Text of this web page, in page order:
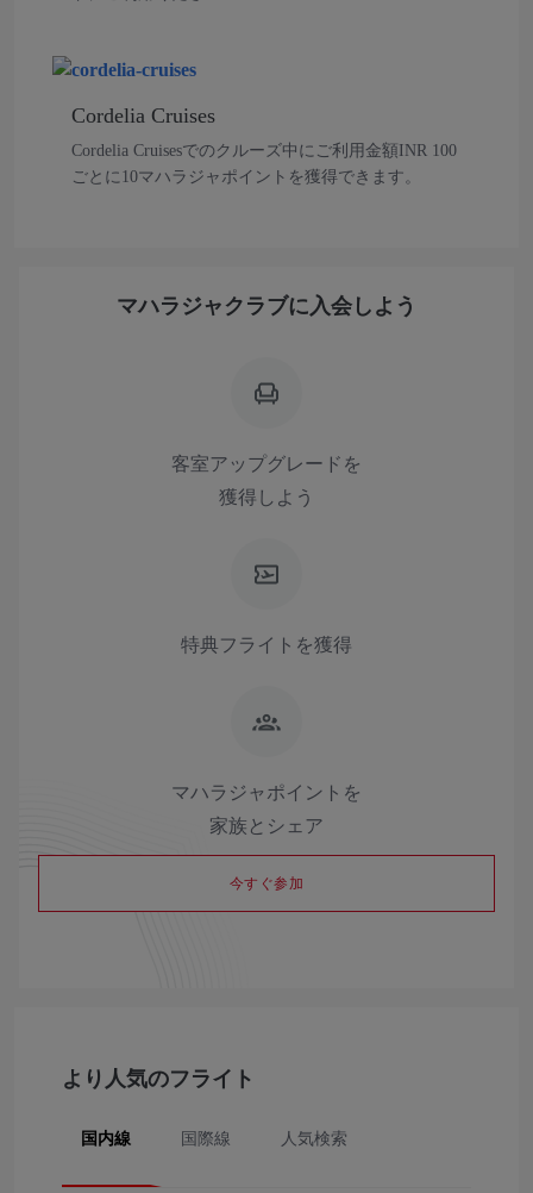
Cordelia Cruises
Cordelia Cruisesでのクルーズ中にご利用金額INR 100
ごとに10マハラジャポイントを獲得できます。
マハラジャクラブに入会しよう
客室アップグレードを
獲得しよう
特典フライトを獲得
マハラジャポイントを
家族とシェア
今すぐ参加
より人気のフライト
国内線 国際線 人気検索